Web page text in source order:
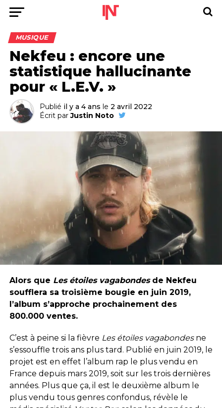
MUSIQUE
Nekfeu : encore une
statistique hallucinante
pour « L.E.V. »
Publié il y a 4 ans le 2 avril 2022
Écrit par Justin Noto
Alors que Les étoiles vagabondes de Nekfeu
soufflera sa troisième bougie en juin 2019,
l’album s’approche prochainement des
800.000 ventes.
C’est à peine si la fièvre Les étoiles vagabondes ne
s’essouffle trois ans plus tard. Publié en juin 2019, le
projet est en effet l’album rap le plus vendu en
France depuis mars 2019, soit sur les trois dernières
années. Plus que ça, il est le deuxième album le
plus vendu tous genres confondus, révèle le